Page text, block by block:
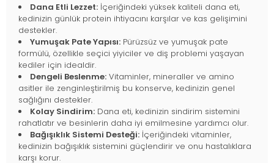
Dana Etli Lezzet: İçeriğindeki yüksek kaliteli dana eti,
kedinizin günlük protein ihtiyacını karşılar ve kas gelişimini
destekler.
Yumuşak Pate Yapısı: Pürüzsüz ve yumuşak pate
formülü, özellikle seçici yiyiciler ve diş problemi yaşayan
kediler için idealdir.
Dengeli Beslenme: Vitaminler, mineraller ve amino
asitler ile zenginleştirilmiş bu konserve, kedinizin genel
sağlığını destekler.
Kolay Sindirim: Dana eti, kedinizin sindirim sistemini
rahatlatır ve besinlerin daha iyi emilmesine yardımcı olur.
Bağışıklık Sistemi Desteği: İçeriğindeki vitaminler,
kedinizin bağışıklık sistemini güçlendirir ve onu hastalıklara
karşı korur.